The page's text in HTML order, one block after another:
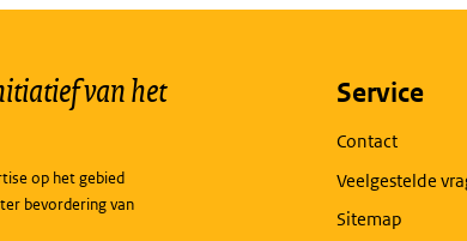
van het
op het gebied
bevordering van
Service
Contact
Veelgestelde
Sitemap